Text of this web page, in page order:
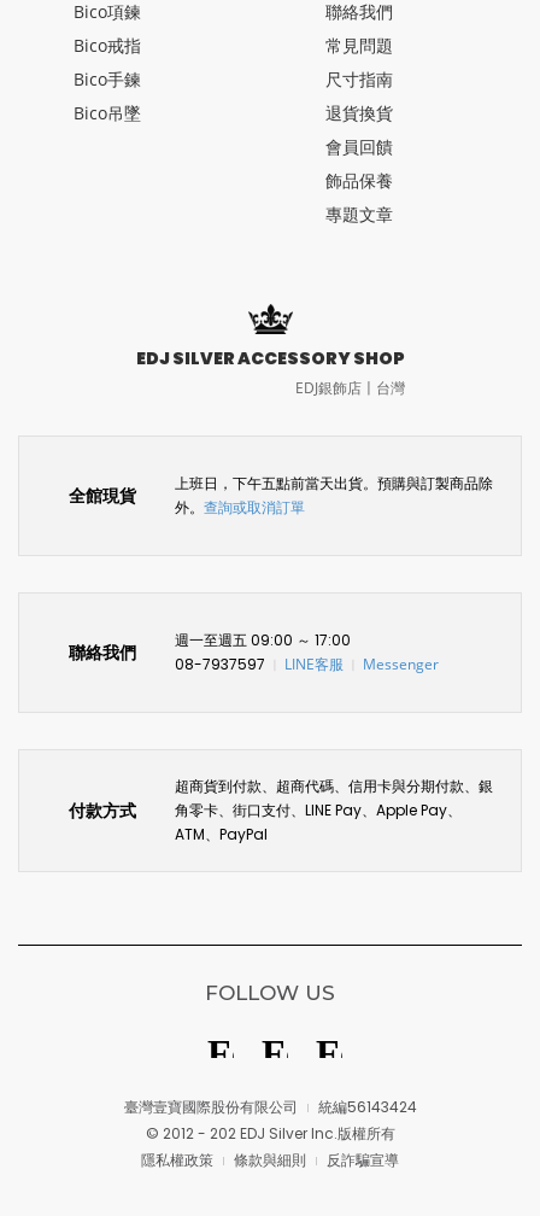
Bico項鍊
Bico戒指
Bico手鍊
Bico吊墜
聯絡我們
常見問題
尺寸指南
退貨換貨
會員回饋
飾品保養
專題文章
EDJ SILVER ACCESSORY SHOP
EDJ銀飾店〡台灣
全館現貨
上班日，下午五點前當天出貨。預購與訂製商品除
外。 查詢或取消訂單
聯絡我們
週一至週五 09:00 ～ 17:00
08-7937597
LINE客服 Messenger
付款方式
超商貨到付款、超商代碼、信用卡與分期付款、銀
角零卡、街口支付、LINE Pay、Apple Pay、
ATM、PayPal
臺灣壹寶國際股份有限公司
統編56143424
© 2012 - 202 EDJ Silver Inc.版權所有
隱私權政策
條款與細則 反詐騙宣導
FOLLOW US